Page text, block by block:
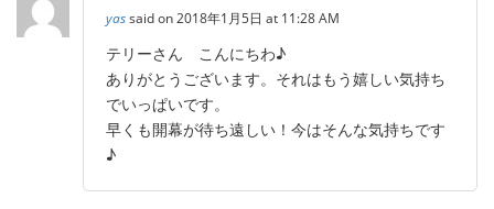
yassaid on 2018年1月5日 at 11:28 AM
テリーさん こんにちわ♪
ありがとうございます。それはもう嬉しい気持ち
でいっぱいです。
早くも開幕が待ち遠しい！今はそんな気持ちです
♪